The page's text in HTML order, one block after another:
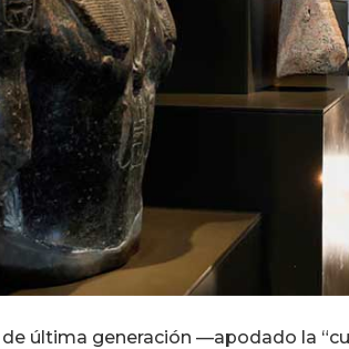
última generación —apodado la